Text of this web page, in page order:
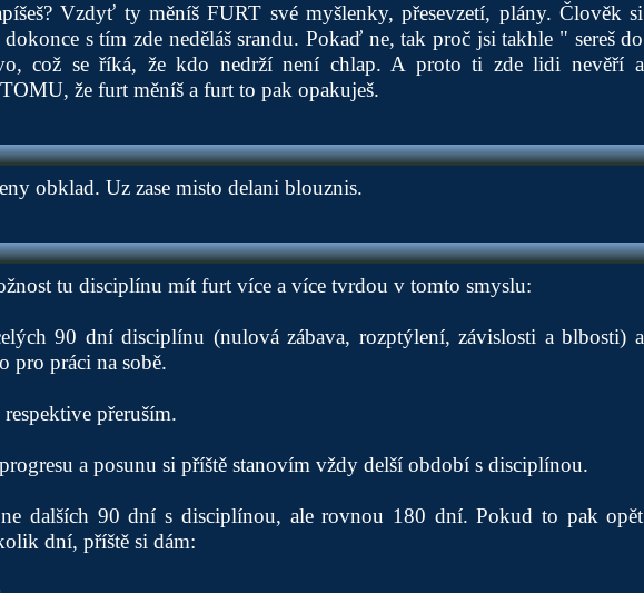
Vzdyť ty měníš FURT své myšlenky, přesevzetí, plány. Člověk si
s tím zde neděláš srandu. Pokaď ne, tak proč jsi takhle " sereš do
což se říká, že kdo nedrží není chlap. A proto ti zde lidi nevěří a
že furt měníš a furt to pak opakuješ.
obklad. Uz zase misto delani blouznis.
tu disciplínu mít furt více a více tvrdou v tomto smyslu:
90 dní disciplínu (nulová zábava, rozptýlení, závislosti a blbosti) a
pro práci na sobě.
přeruším.
a posunu si příště stanovím vždy delší období s disciplínou.
dalších 90 dní s disciplínou, ale rovnou 180 dní. Pokud to pak opět
dní, příště si dám: